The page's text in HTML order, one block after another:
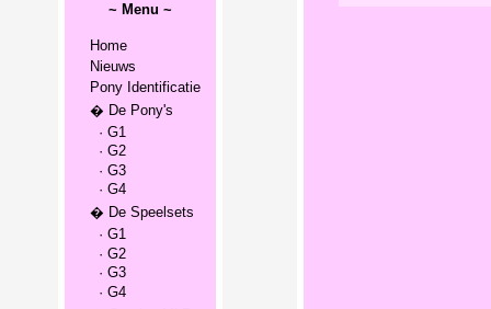
~ Menu ~
Home
Nieuws
Pony Identificatie
� De Pony's
· G1
· G2
· G3
· G4
� De Speelsets
· G1
· G2
· G3
· G4